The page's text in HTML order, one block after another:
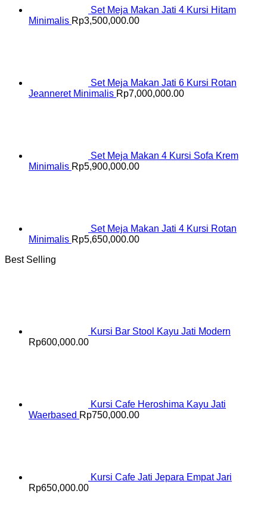
Set Meja Makan Jati 4 Kursi Hitam
Minimalis Rp3,500,000.00
Set Meja Makan Jati 6 Kursi Rotan
Jeanneret Minimalis Rp7,000,000.00
Set Meja Makan 4 Kursi Sofa Krem
Minimalis Rp5,900,000.00
Set Meja Makan Jati 4 Kursi Rotan
Minimalis Rp5,650,000.00
Best Selling
Kursi Bar Stool Kayu Jati Modern
Rp600,000.00
Kursi Cafe Heroshima Kayu Jati
Waerbased Rp750,000.00
Kursi Cafe Jati Jepara Empat Jari
Rp650,000.00